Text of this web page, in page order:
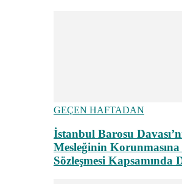
GEÇEN HAFTADAN
İstanbul Barosu
Mesleğinin
Sözleşmesi Kapsamında